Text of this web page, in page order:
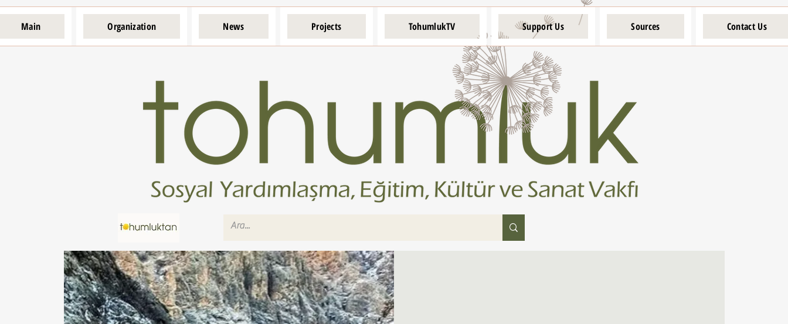
Main Organization News Projects TohumlukTV Support Us Sources Contact Us